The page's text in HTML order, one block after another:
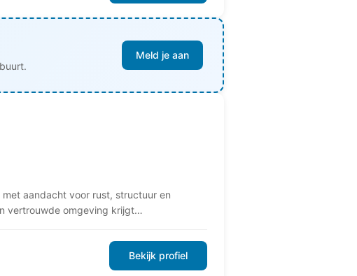
Meld je aan
aandacht voor rust, structuur en
vertrouwde omgeving krijgt…
Bekijk profiel